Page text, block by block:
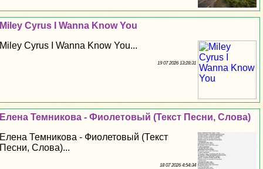
Miley Cyrus I Wanna Know You
Miley Cyrus I Wanna Know You...
19 07 2026 13:28:31
Елена Темникова - Фиолетовый (Текст Песни, Слова)
Елена Темникова - Фиолетовый (Текст
Песни, Слова)...
18 07 2026 4:54:34